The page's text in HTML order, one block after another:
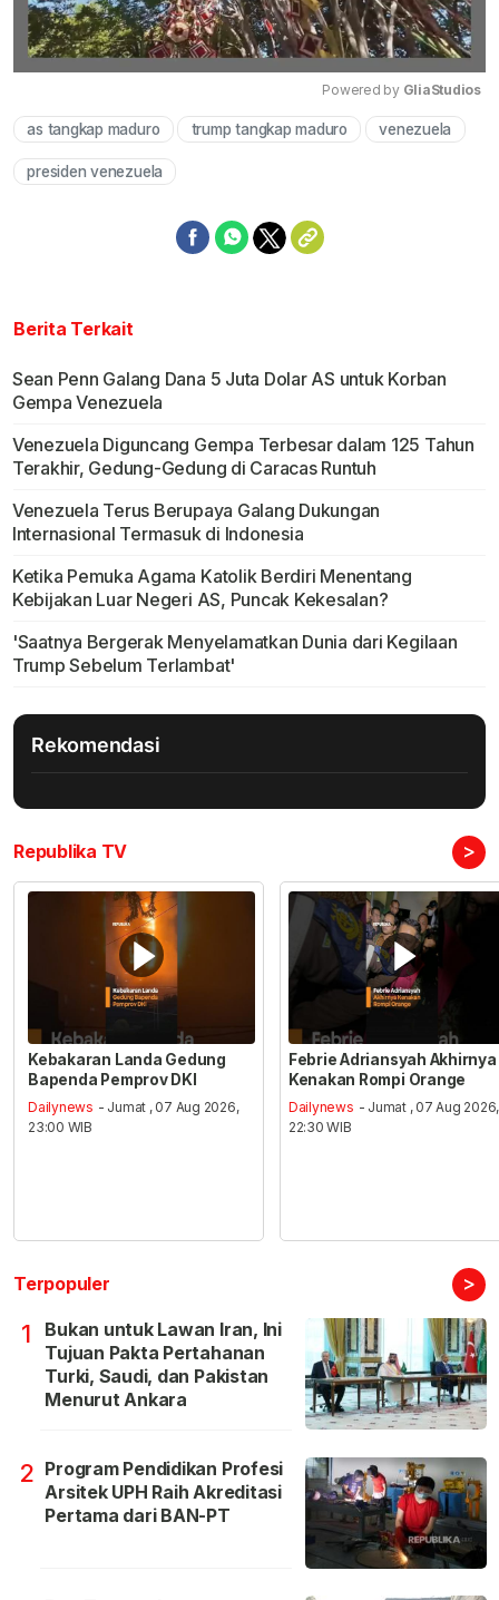
Mute
Powered by GliaStudios
as tangkap maduro trump tangkap maduro venezuela
presiden venezuela
Berita Terkait
Sean Penn Galang Dana 5 Juta Dolar AS untuk Korban
Gempa Venezuela
Venezuela Diguncang Gempa Terbesar dalam 125 Tahun
Terakhir, Gedung-Gedung di Caracas Runtuh
Venezuela Terus Berupaya Galang Dukungan
Internasional Termasuk di Indonesia
Ketika Pemuka Agama Katolik Berdiri Menentang
Kebijakan Luar Negeri AS, Puncak Kekesalan?
'Saatnya Bergerak Menyelamatkan Dunia dari Kegilaan
Trump Sebelum Terlambat'
Rekomendasi
Republika TV >
Kebakaran Landa Gedung
Bapenda Pemprov DKI
Dailynews - Jumat , 07 Aug 2026,
23:00 WIB
Febrie Adriansyah Akhirnya
Kenakan Rompi Orange
Dailynews - Jumat , 07 Aug 2026,
22:30 WIB
Terpopuler >
1
Bukan untuk Lawan Iran, Ini
Tujuan Pakta Pertahanan
Turki, Saudi, dan Pakistan
Menurut Ankara
2 Program Pendidikan Profesi
Arsitek UPH Raih Akreditasi
Pertama dari BAN-PT